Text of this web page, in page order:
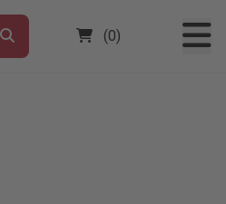
(0)